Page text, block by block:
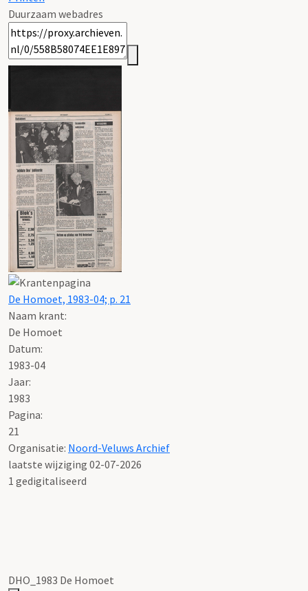
Duurzaam webadres
De Homoet, 1983-04; p. 21
Naam krant:
De Homoet
Datum:
1983-04
Jaar:
1983
Pagina:
21
Organisatie: Noord-Veluws Archief
laatste wijziging 02-07-2026
1 gedigitaliseerd
DHO_1983 De Homoet